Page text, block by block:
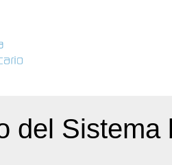
del